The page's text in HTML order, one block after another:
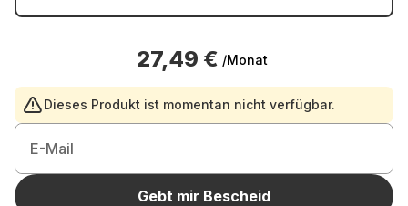
27,49 € /Monat
Dieses Produkt ist momentan nicht verfügbar.
E-Mail
Gebt mir Bescheid